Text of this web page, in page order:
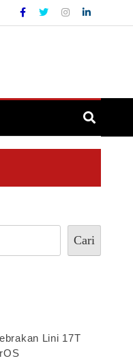
Cari
Lini 17T